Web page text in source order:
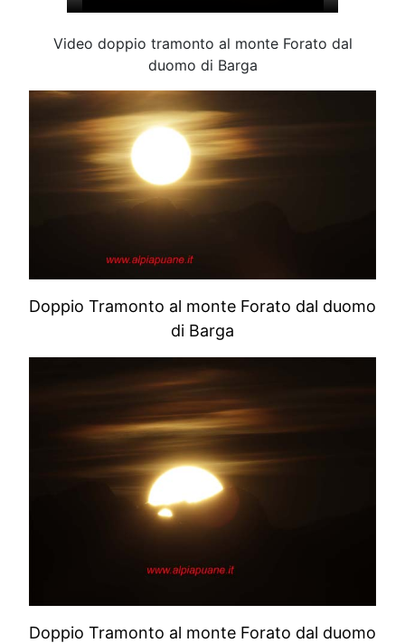
Video doppio tramonto al monte Forato dal
duomo di Barga
Doppio Tramonto al monte Forato dal duomo
di Barga
Doppio Tramonto al monte Forato dal duomo